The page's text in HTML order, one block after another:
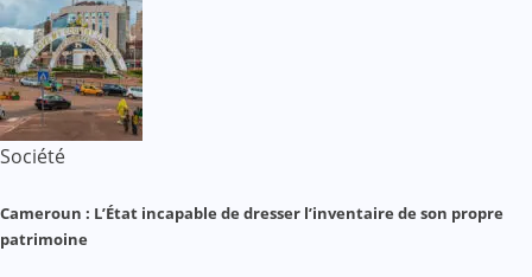
Société
Cameroun : L’État incapable de dresser l’inventaire de son propre
patrimoine